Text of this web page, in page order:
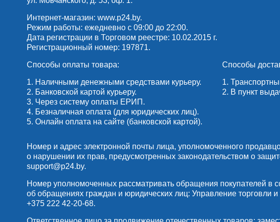
Интернет-магазин: www.p24.by.
Режим работы: ежедневно с 09:00 до 22:00.
Дата регистрации в Торговом реестре: 10.02.2015 г.
Регистрационный номер: 197871.
Способы оплаты товара:
1. Наличными денежными средствами курьеру.
2. Банковской картой курьеру.
3. Через систему оплаты ЕРИП.
4. Безналичная оплата (для юридических лиц).
5. Онлайн оплата на сайте (банковской картой).
Способы
1.
2. В пункт
Номер и адрес электронной почты лица, уполномоченного
о нарушении их прав, предусмотренных законодательством о
support@p24.by.
Номер уполномоченных рассматривать обращения покупателей в
об обращениях граждан и юридических лиц: Управление торговли и
+375 222 42-20-68.